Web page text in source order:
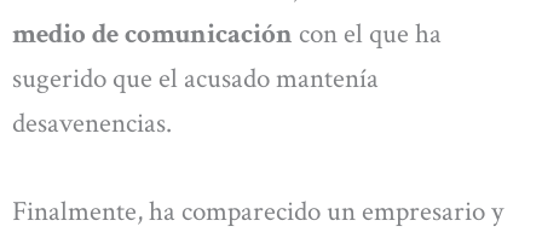
medio de comunicación con el que ha
sugerido que el acusado mantenía
desavenencias.
Finalmente, ha comparecido un empresario y